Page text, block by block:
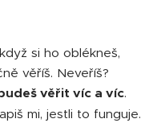
si ho oblékneš,
věříš. Neveříš?
věřit víc a víc.
mi, jestli to funguje.